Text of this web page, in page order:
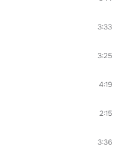
3:33
3:25
4:19
2:15
3:36